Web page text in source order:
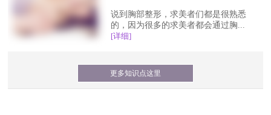
说到胸部整形，求美者们都是很熟悉
的，因为很多的求美者都会通过胸...
[详细]
更多知识点这里